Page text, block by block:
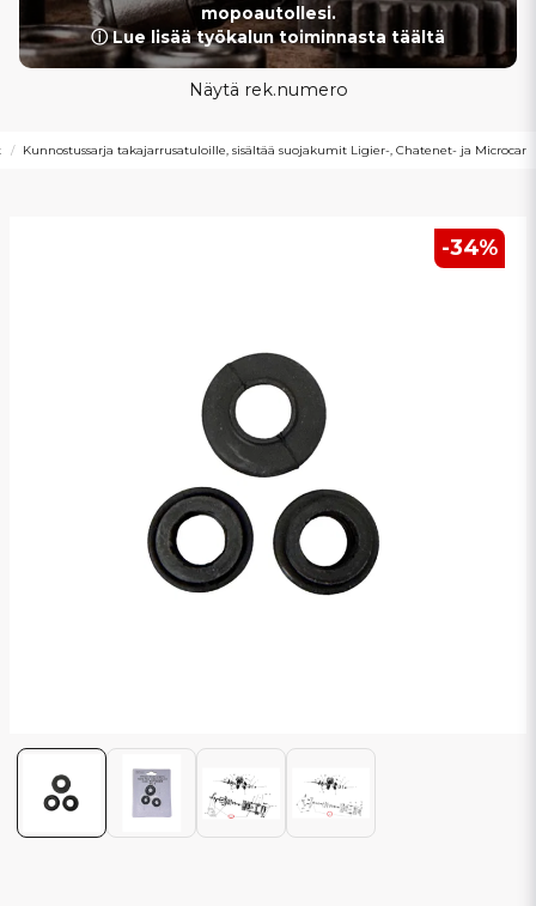
mopoautollesi.
ⓘ Lue lisää työkalun toiminnasta täältä
Näytä rek.numero
Kunnostussarja takajarrusatuloille, sisältää suojakumit Ligier-, Chatenet- ja Microcar
-34%